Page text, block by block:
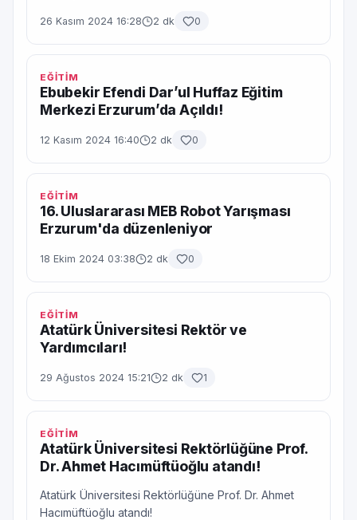
26 Kasım 2024 16:28 2 dk 0
EĞİTİM
Ebubekir Efendi Dar’ul Huffaz Eğitim
Merkezi Erzurum’da Açıldı!
12 Kasım 2024 16:40 2 dk 0
EĞİTİM
16. Uluslararası MEB Robot Yarışması
Erzurum'da düzenleniyor
18 Ekim 2024 03:38 2 dk 0
EĞİTİM
Atatürk Üniversitesi Rektör ve
Yardımcıları!
29 Ağustos 2024 15:21 2 dk 1
EĞİTİM
Atatürk Üniversitesi Rektörlüğüne Prof.
Dr. Ahmet Hacımüftüoğlu atandı!
Atatürk Üniversitesi Rektörlüğüne Prof. Dr. Ahmet
Hacımüftüoğlu atandı!